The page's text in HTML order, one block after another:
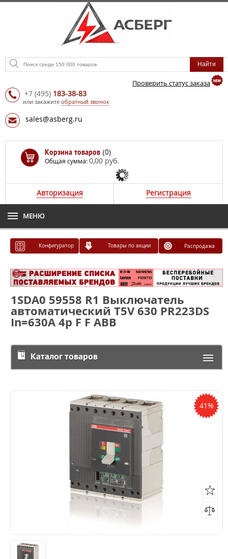
Проверить статус заказа
+7 (495) 183-38-83
или закажите обратный звонок
sales@asberg.ru
Корзина товаров (0)
Общая сумма:0,00 руб.
Авторизация Регистрация
МЕНЮ
Конфигуратор Товары по акции Распродажа
1SDA0 59558 R1 Выключатель
автоматический T5V 630 PR223DS
In=630A 4p F F ABB
Каталог товаров
41%